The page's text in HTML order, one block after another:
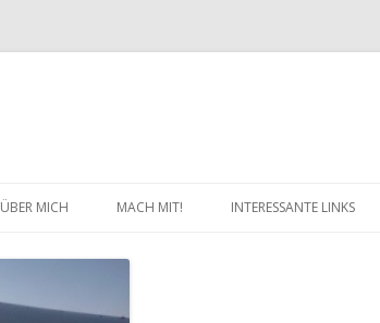
ÜBER MICH MACH MIT! INTERESSANTE LINKS